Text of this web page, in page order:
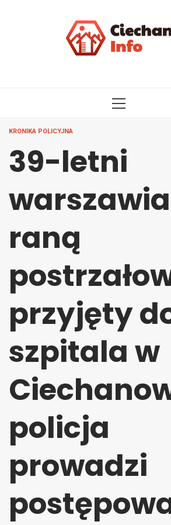
PRIMARY
KRONIKA POLICYJNA
39-letni
raną
przyjęty
szpitala w
policja
prowadzi